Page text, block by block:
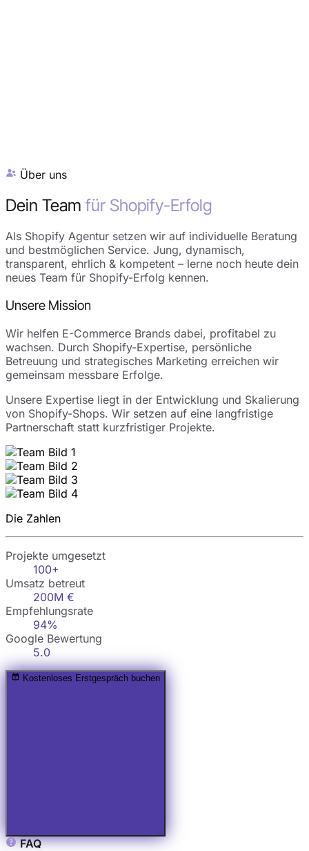
Über uns
Dein Team für Shopify-Erfolg
Als Shopify Agentur setzen wir auf individuelle Beratung
und bestmöglichen Service. Jung, dynamisch,
transparent, ehrlich & kompetent – lerne noch heute dein
neues Team für Shopify-Erfolg kennen.
Unsere Mission
Wir helfen E-Commerce Brands dabei, profitabel zu
wachsen. Durch Shopify-Expertise, persönliche
Betreuung und strategisches Marketing erreichen wir
gemeinsam messbare Erfolge.
Unsere Expertise liegt in der Entwicklung und Skalierung
von Shopify-Shops. Wir setzen auf eine langfristige
Partnerschaft statt kurzfristiger Projekte.
Die Zahlen
Projekte umgesetzt
100+
Umsatz betreut
200M €
Empfehlungsrate
94%
Google Bewertung
5.0
Kostenloses Erstgespräch buchen
FAQ